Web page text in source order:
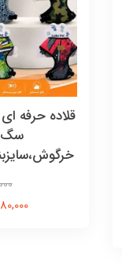
قلاده حرفه
سگ
580,000